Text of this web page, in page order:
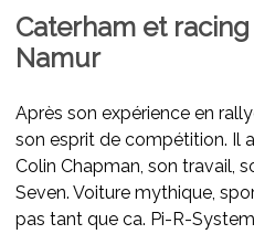
Caterham et
Namur
Après son expérience en
son esprit de compétition. Il
Colin Chapman, son travail,
Seven. Voiture mythique,
pas tant que ca. Pi-R-